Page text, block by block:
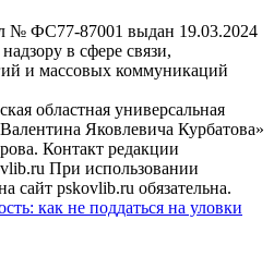
№ ФС77-87001 выдан 19.03.2024
в сфере связи,
и массовых коммуникаций
областная универсальная
Яковлевича Курбатова»
Контакт редакции
При использовании
сайт pskovlib.ru обязательна.
как не поддаться на уловки